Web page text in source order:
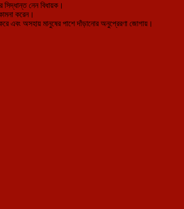
সিদ্ধান্ত নেন বিধায়ক।
করেন।
এবং অসহায় মানুষের পাশে দাঁড়ানোর অনুপ্রেরণা জোগায়।